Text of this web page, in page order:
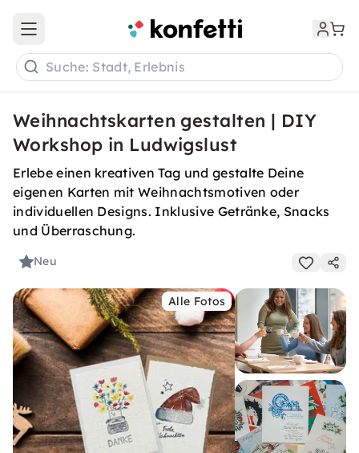
Open main menu
Suche: Stadt, Erlebnis
Weihnachtskarten gestalten | DIY
Workshop in Ludwigslust
Erlebe einen kreativen Tag und gestalte Deine
eigenen Karten mit Weihnachtsmotiven oder
individuellen Designs. Inklusive Getränke, Snacks
und Überraschung.
Neu
Alle Fotos